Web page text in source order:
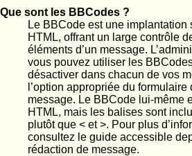
Que sont les BBCodes ?
Le BBCode est une
HTML, offrant un large contrôle
éléments d’un message.
vous pouvez utiliser les
désactiver dans chacun de vos
l’option appropriée du
message. Le BBCode lui-même
HTML, mais les balises sont
plutôt que < et >. Pour plus
consultez le guide accessible
rédaction de message.